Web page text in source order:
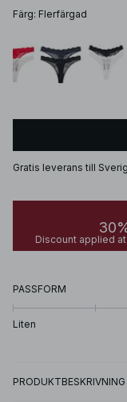
Färg: Flerfärgad
Gratis leverans till
Discount applied
PASSFORM
Liten
PRODUKTBESKRIVNING